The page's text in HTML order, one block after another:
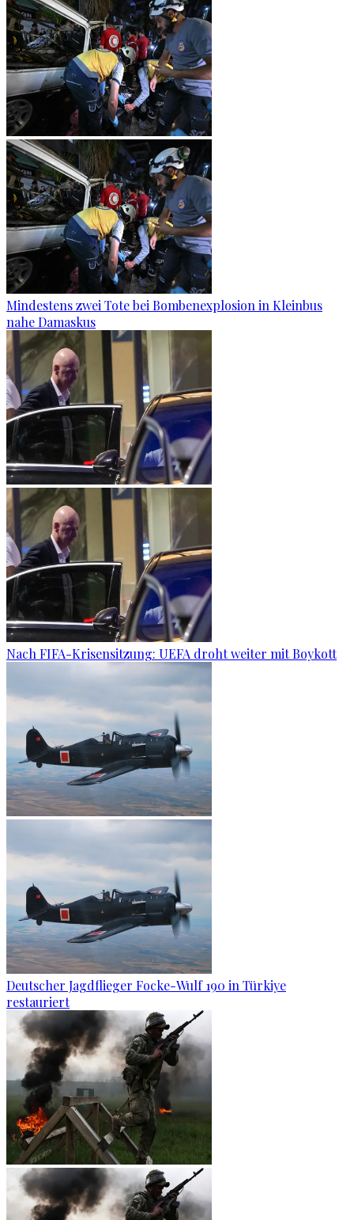
Mindestens zwei Tote bei Bombenexplosion in Kleinbus
nahe Damaskus
Nach FIFA-Krisensitzung: UEFA droht weiter mit Boykott
Deutscher Jagdflieger Focke-Wulf 190 in Türkiye
restauriert